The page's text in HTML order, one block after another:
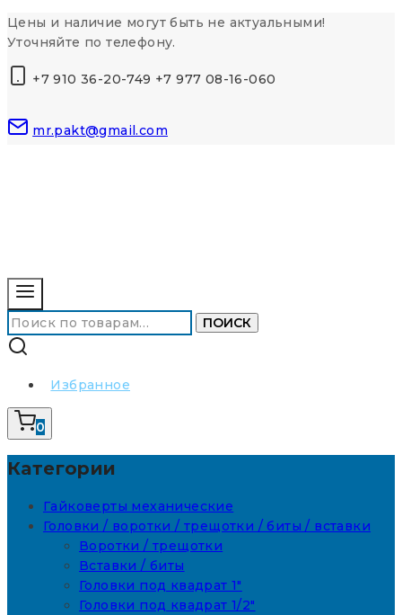
Перейти
к
Цены и наличие могут быть не актуальными!
Уточняйте по телефону.
+7 910 36-20-749 +7 977 08-16-060
mr.pakt@gmail.com
Искать: ПОИСК
Избранное
0
Категории
Гайковерты механические
Головки / воротки / трещотки / биты / вставки
Воротки / трещотки
Вставки / биты
Головки под квадрат 1"
Головки под квадрат 1/2"